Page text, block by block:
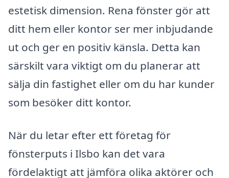
estetisk dimension. Rena fönster gör att
ditt hem eller kontor ser mer inbjudande
ut och ger en positiv känsla. Detta kan
särskilt vara viktigt om du planerar att
sälja din fastighet eller om du har kunder
som besöker ditt kontor.
När du letar efter ett företag för
fönsterputs i Ilsbo kan det vara
fördelaktigt att jämföra olika aktörer och